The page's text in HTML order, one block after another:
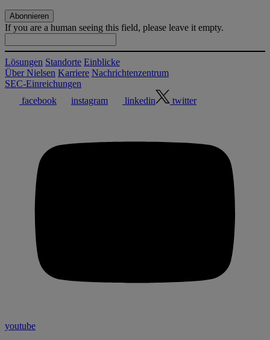
If you are a human seeing this field, please leave it empty.
Lösungen Standorte Einblicke
Über Nielsen Karriere Nachrichtenzentrum
SEC-Einreichungen
facebook
instagram linkedin twitter
youtube